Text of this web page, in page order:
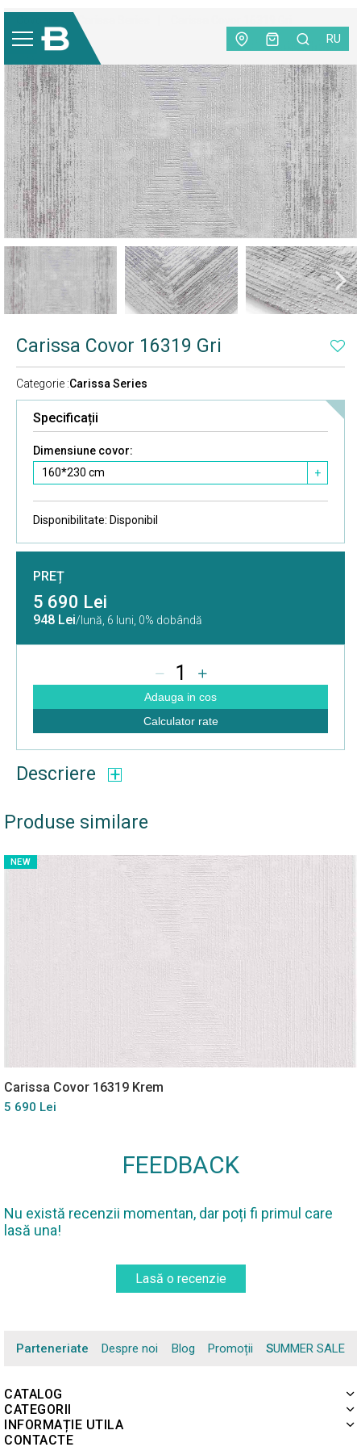
RU
Carissa Series
NEW
Carissa Covor 16319 Gri
Categorie :Carissa Series
Specificații
Dimensiune covor:
160*230 cm
+
Disponibilitate: Disponibil
PREȚ
5 690 Lei
948 Lei/lună, 6 luni, 0% dobândă
1
Adauga in cos
Calculator rate
Descriere
Produse similare
NEW
Carissa Covor 16319 Krem
5 690 Lei
FEEDBACK
Nu există recenzii momentan, dar poți fi primul care
lasă una!
Lasă o recenzie
Parteneriate Despre noi Blog Promoții SUMMER SALE
CATALOG
CATEGORII
INFORMAȚIE UTILA
CONTACTE